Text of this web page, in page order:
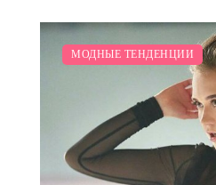
МОДНЫЕ ТЕНДЕНЦИИ